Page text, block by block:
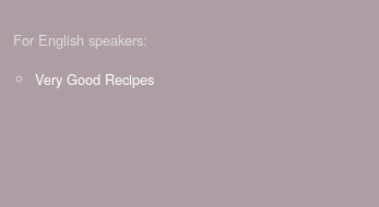
For English speakers:
Very Good Recipes